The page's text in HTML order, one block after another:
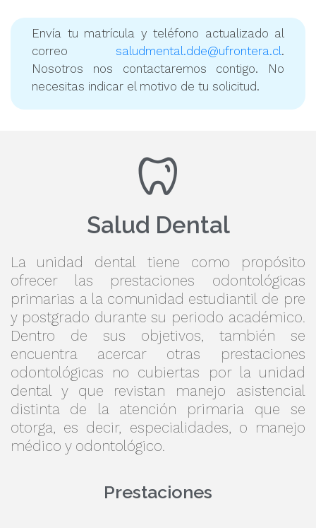
Envía tu matrícula y teléfono actualizado al
correo saludmental.dde@ufrontera.cl.
Nosotros nos contactaremos contigo. No
necesitas indicar el motivo de tu solicitud.
Salud Dental
La unidad dental tiene como propósito
ofrecer las prestaciones odontológicas
primarias a la comunidad estudiantil de pre
y postgrado durante su periodo académico.
Dentro de sus objetivos, también se
encuentra acercar otras prestaciones
odontológicas no cubiertas por la unidad
dental y que revistan manejo asistencial
distinta de la atención primaria que se
otorga, es decir, especialidades, o manejo
médico y odontológico.
Prestaciones